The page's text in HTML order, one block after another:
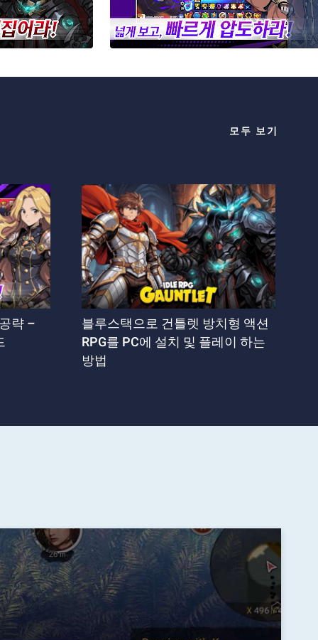
모두 보기
략 –
블루스택으로 건틀렛 방치형 액션
RPG를 PC에 설치 및 플레이 하는
방법